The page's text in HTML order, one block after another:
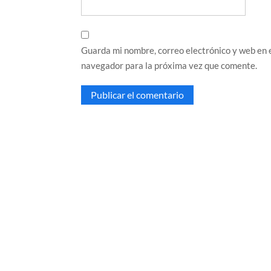
Guarda mi nombre, correo electrónico y web en
navegador para la próxima vez que comente.